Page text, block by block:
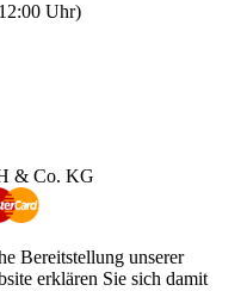
Uhr)
& Co. KG
Bereitstellung unserer
erklären Sie sich damit